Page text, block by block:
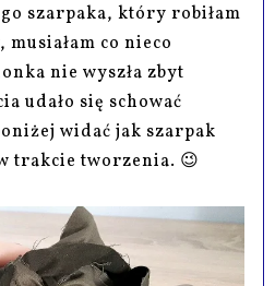
szarpaka, który robiłam
musiałam co nieco
nie wyszła zbyt
udało się schować
widać jak szarpak
trakcie tworzenia. 😉